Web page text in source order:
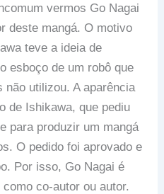
vermos Go Nagai
deste mangá. O motivo
teve a ideia de
esboço de um robô que
não utilizou. A aparência
de Ishikawa, que pediu
para produzir um mangá
O pedido foi aprovado e
Por isso, Go Nagai é
co-autor ou autor.